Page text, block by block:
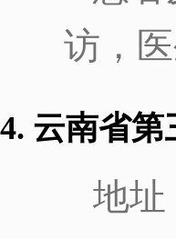
访，
4. 云南省
地址